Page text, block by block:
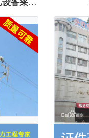
安阳第四、六水厂二期工艺设备采购与安装工程